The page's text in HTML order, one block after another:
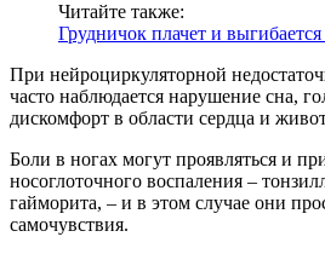
Читайте также:
Грудничок плачет и
При нейроциркуляторной
часто наблюдается нарушение сна,
дискомфорт в области сердца и
Боли в ногах могут проявляться и
носоглоточного воспаления –
гайморита, – и в этом случае они
самочувствия.